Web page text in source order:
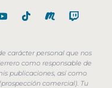
carácter personal que nos
como responsable de
publicaciones, así como
comercial). Tu